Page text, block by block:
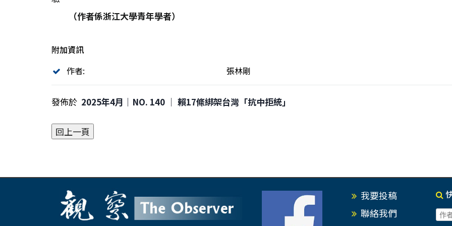
（作者係浙江大學青年學者）
附加資訊
作者:
張林剛
發佈於 2025年4月｜NO. 140 │ 賴17條綁架台灣「抗中拒統」
我要投稿
聯絡我們